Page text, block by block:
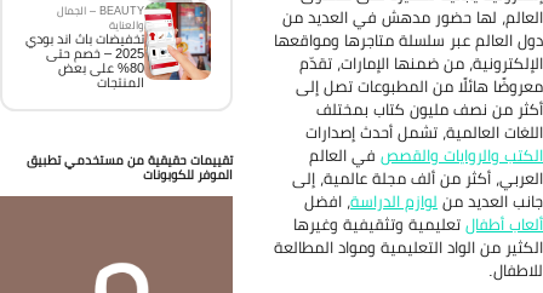
لها حضور مدهش في العديد من
العالم عبر سلسلة متاجرها ومواقعها
من ضمنها الإمارات، تقدّم
هائلًا من المطبوعات تصل إلى
من نصف مليون كتاب بمختلف
العالمية، تشمل أحدث إصدارات
والروايات والقصصفي العالم
أكثر من ألف مجلة عالمية، إلى
العديد منلوازم الدراسة، افضل
أطفالتعليمية وتثقيفية وغيرها
من الواد التعليمية ومواد المطالعة
BEAUTY – الجمال
والعناية
تخفيضات باث اند بودي
2025 – خصم حتى
80% على بعض
المنتجات
تقييمات حقيقية من مستخدمي تطبيق
الموفر للكوبونات